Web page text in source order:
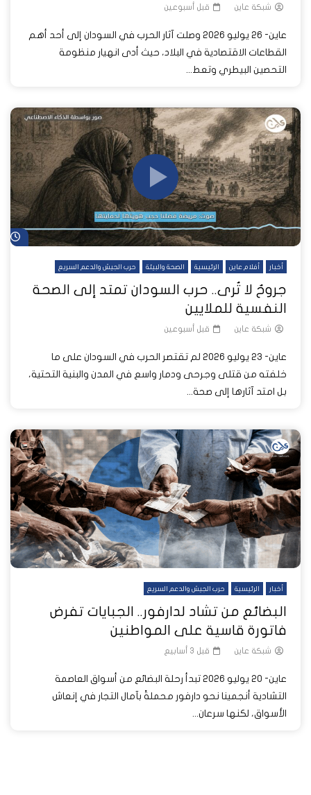
شبكة عاين قبل أسبوعين
عاين- 26 يوليو 2026 وصلت آثار الحرب في السودان إلى أحد أهم
القطاعات الاقتصادية في البلاد، حيث أدى انهيار منظومة
التحصين البيطري وتعط...
أخبار أفلام عاين الرئيسية الصحة والبيئة حرب الجيش والدعم السريع
جروحٌ لا تُرى.. حرب السودان تمتد إلى الصحة
النفسية للملايين
شبكة عاين قبل أسبوعين
عاين- 23 يوليو 2026 لم تقتصر الحرب في السودان على ما
خلفته من قتلى وجرحى ودمار واسع في المدن والبنية التحتية،
بل امتد آثارها إلى صحة...
أخبار الرئيسية حرب الجيش والدعم السريع
البضائع من تشاد لدارفور.. الجبايات تفرض
فاتورة قاسية على المواطنين
شبكة عاين قبل 3 أسابيع
عاين- 20 يوليو 2026 تبدأ رحلة البضائع من أسواق العاصمة
التشادية أنجمينا نحو دارفور محملةً بآمال التجار في إنعاش
الأسواق، لكنها سرعان...